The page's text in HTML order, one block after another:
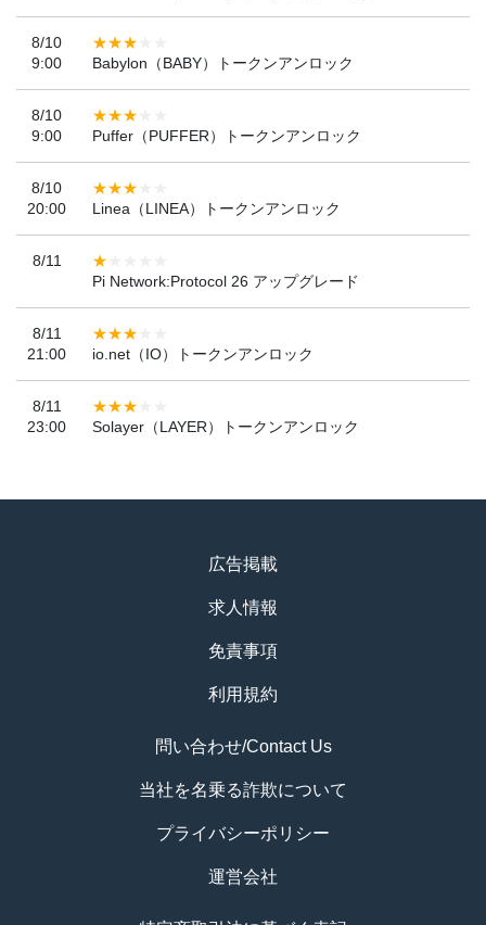
8/10
9:00
Babylon（BABY）トークンアンロック
8/10
9:00
Puffer（PUFFER）トークンアンロック
8/10
20:00
Linea（LINEA）トークンアンロック
8/11
Pi Network:Protocol 26 アップグレード
8/11
21:00
io.net（IO）トークンアンロック
8/11
23:00
Solayer（LAYER）トークンアンロック
広告掲載
求人情報
免責事項
利用規約
問い合わせ/Contact Us
当社を名乗る詐欺について
プライバシーポリシー
運営会社